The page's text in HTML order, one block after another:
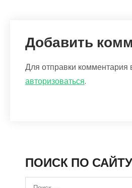
Добавить
Для отправки
авторизоваться.
ПОИСК ПО САЙТУ